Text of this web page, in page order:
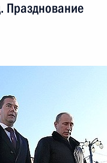
Празднование